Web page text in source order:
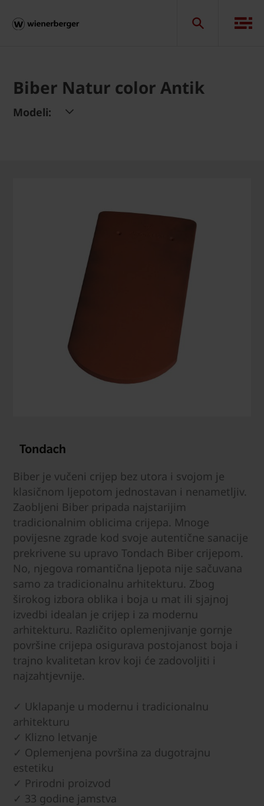
Biber Natur color Antik
Modeli:
Biber je vučeni crijep bez utora i svojom je
klasičnom ljepotom jednostavan i nenametljiv.
Zaobljeni Biber pripada najstarijim
tradicionalnim oblicima crijepa. Mnoge
povijesne zgrade kod svoje autentične sanacije
prekrivene su upravo Tondach Biber crijepom.
No, njegova romantična ljepota nije sačuvana
samo za tradicionalnu arhitekturu. Zbog
širokog izbora oblika i boja u mat ili sjajnoj
izvedbi idealan je crijep i za modernu
arhitekturu. Različito oplemenjivanje gornje
površine crijepa osigurava postojanost boja i
trajno kvalitetan krov koji će zadovoljiti i
najzahtjevnije.
✓ Uklapanje u modernu i tradicionalnu
arhitekturu
✓ Klizno letvanje
✓ Oplemenjena površina za dugotrajnu
estetiku
✓ Prirodni proizvod
✓ 33 godine jamstva